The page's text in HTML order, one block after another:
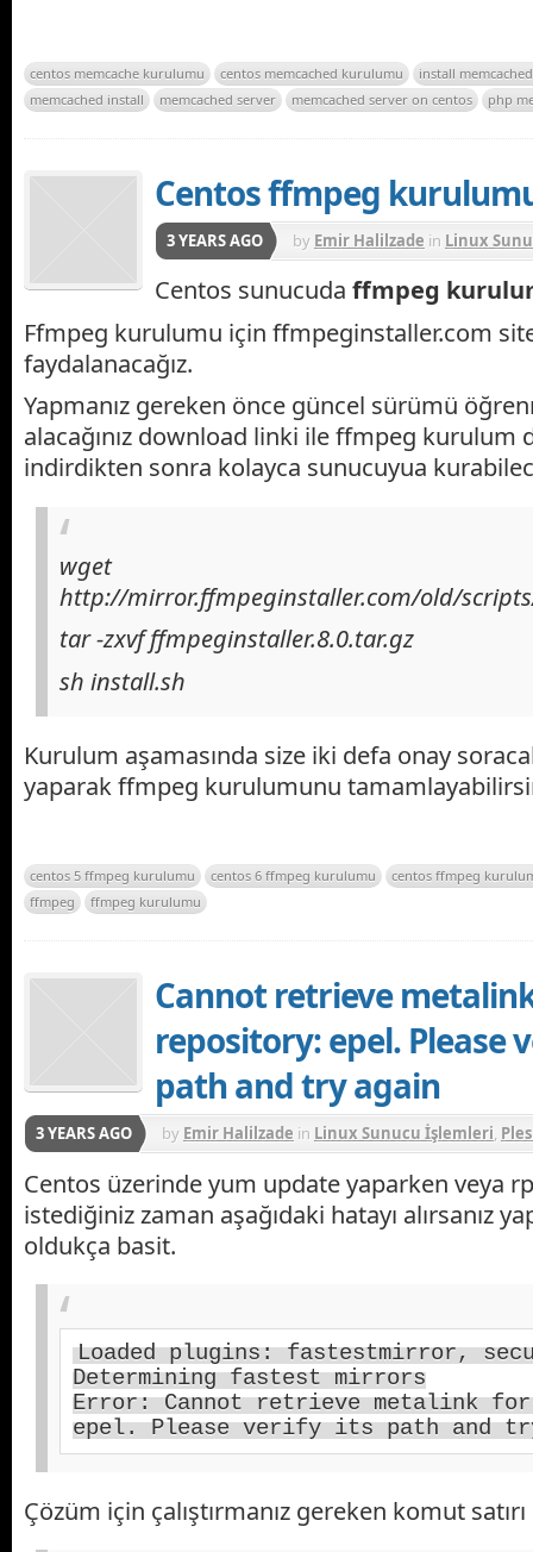
centos memcache kurulumu centos memcached kurulumu
install
memcached install
memcached server memcached server on centos php
Centos ffmpeg
3 YEARS AGO by Emir Halilzade in Linux
cPanel
Centos sunucuda ffmpeg
Ffmpeg kurulumu için ffmpeginstaller.com
faydalanacağız.
Yapmanız gereken önce güncel sürümü
alacağınız download linki ile ffmpeg kurulum
indirdikten sonra kolayca sunucuyua
wget
http://mirror.ffmpeginstaller.com/old/
tar -zxvf ffmpeginstaller.8.0.tar.gz
sh install.sh
Kurulum aşamasında size iki defa onay
yaparak ffmpeg kurulumunu
centos 5 ffmpeg kurulumu centos 6 ffmpeg kurulumu
centos ffmpeg
ffmpeg
ffmpeg kurulumu
Cannot retrieve
repository: epel. Please
path and try again
3 YEARS AGO by Emir Halilzade in Linux Sunucu İşlemleri,
Centos üzerinde yum update yaparken veya
istediğiniz zaman aşağıdaki hatayı alırsanız
oldukça basit.
Loaded plugins: fastestmirror,
Determining
Error: Cannot retrieve metalink for
epel. Please verify its path and
Çözüm için çalıştırmanız gereken komut satırı